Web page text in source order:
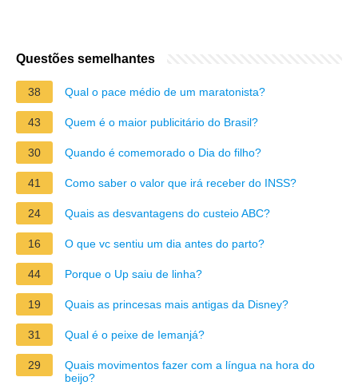
Questões semelhantes
38 Qual o pace médio de um maratonista?
43 Quem é o maior publicitário do Brasil?
30 Quando é comemorado o Dia do filho?
41 Como saber o valor que irá receber do INSS?
24 Quais as desvantagens do custeio ABC?
16 O que vc sentiu um dia antes do parto?
44 Porque o Up saiu de linha?
19 Quais as princesas mais antigas da Disney?
31 Qual é o peixe de Iemanjá?
29
Quais movimentos fazer com a língua na hora do
beijo?